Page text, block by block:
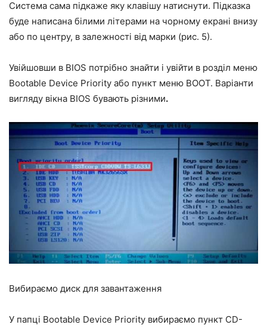
Система сама підкаже яку клавішу натиснути. Підказка
буде написана білими літерами на чорному екрані внизу
або по центру, в залежності від марки (рис. 5).
Увійшовши в BIOS потрібно знайти і увійти в розділ меню
Bootable Device Priority або пункт меню BOOT. Варіанти
вигляду вікна BIOS бувають різними.
Вибираємо диск для завантаження
У папці Bootable Device Priority вибираємо пункт CD-